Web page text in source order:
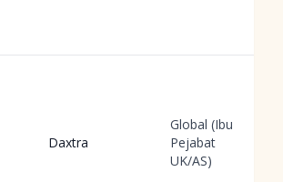
Daxtra
Global (Ibu
Pejabat
UK/AS)